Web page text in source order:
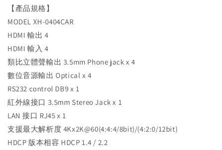
【產品規格】
MODEL XH-0404CAR
HDMI 輸出 4
HDMI 輸入 4
類比立體聲輸出 3.5mm Phone jack x 4
數位音源輸出 Optical x 4
RS232 control DB9 x 1
紅外線接口 3.5mm Stereo Jack x 1
LAN 接口 RJ45 x 1
支援最大解析度 4Kx2K@60(4:4:4/8bit)/(4:2:0/12bit)
HDCP 版本相容 HDCP 1.4 / 2.2